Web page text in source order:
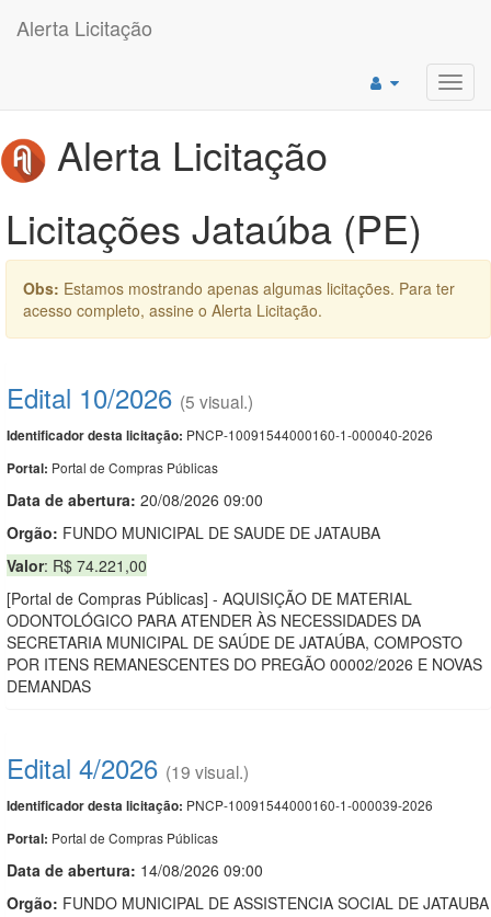
Alerta Licitação
Alerta Licitação
Licitações Jataúba (PE)
Obs: Estamos mostrando apenas algumas licitações. Para ter
acesso completo, assine o Alerta Licitação.
Edital 10/2026 (5 visual.)
Identificador desta licitação: PNCP-10091544000160-1-000040-2026
Portal: Portal de Compras Públicas
Data de abertura: 20/08/2026 09:00
Orgão: FUNDO MUNICIPAL DE SAUDE DE JATAUBA
Valor: R$ 74.221,00
[Portal de Compras Públicas] - AQUISIÇÃO DE MATERIAL
ODONTOLÓGICO PARA ATENDER ÀS NECESSIDADES DA
SECRETARIA MUNICIPAL DE SAÚDE DE JATAÚBA, COMPOSTO
POR ITENS REMANESCENTES DO PREGÃO 00002/2026 E NOVAS
DEMANDAS
Edital 4/2026 (19 visual.)
Identificador desta licitação: PNCP-10091544000160-1-000039-2026
Portal: Portal de Compras Públicas
Data de abertura: 14/08/2026 09:00
Orgão: FUNDO MUNICIPAL DE ASSISTENCIA SOCIAL DE JATAUBA